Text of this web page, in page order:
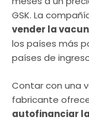
GSK. La
vender la
los países más
países de
Contar con una
fabricante
autofinanciar